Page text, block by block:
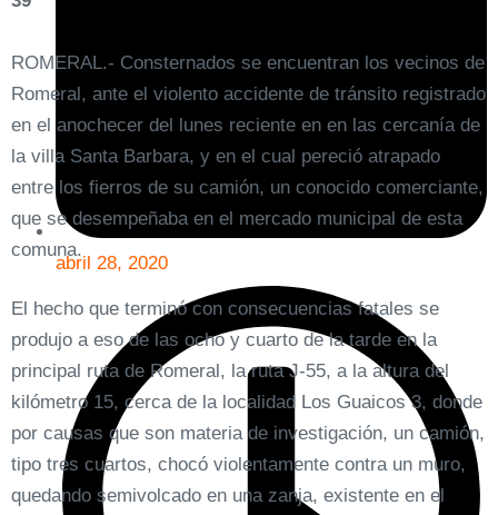
abril 28, 2020
ROMERAL.- Consternados se encuentran los vecinos de
Romeral, ante el violento accidente de tránsito registrado
en el anochecer del lunes reciente en en las cercanía de
la villa Santa Barbara, y en el cual pereció atrapado
entre los fierros de su camión, un conocido comerciante,
que se desempeñaba en el mercado municipal de esta
comuna.
El hecho que terminó con consecuencias fatales se
produjo a eso de las ocho y cuarto de la tarde en la
principal ruta de Romeral, la ruta J-55, a la altura del
kilómetro 15, cerca de la localidad Los Guaicos 3, donde
por causas que son materia de investigación, un camión,
tipo tres cuartos, chocó violentamente contra un muro,
quedando semivolcado en una zanja, existente en el